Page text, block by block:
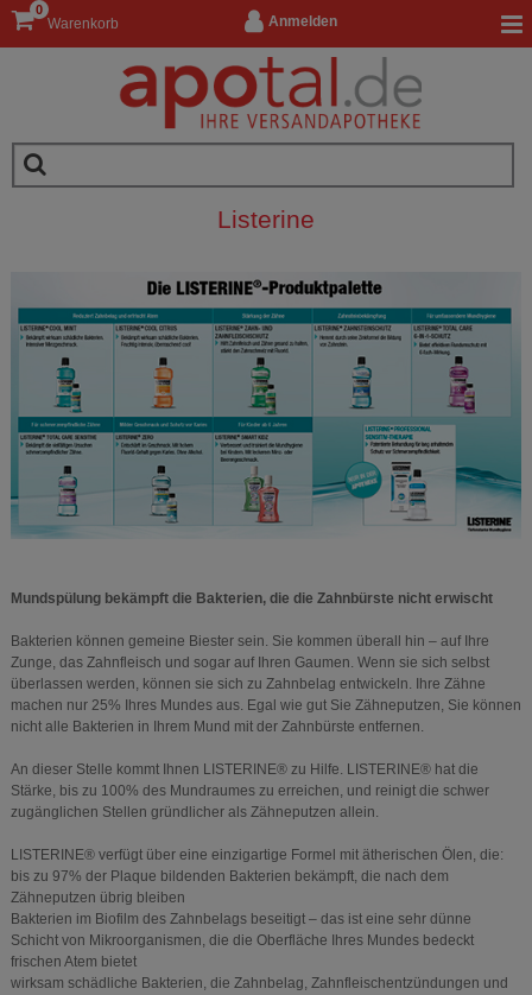
Anmelden
Warenkorb
0
Listerine
Mundspülung bekämpft die Bakterien, die die Zahnbürste nicht erwischt
Bakterien können gemeine Biester sein. Sie kommen überall hin – auf Ihre
Zunge, das Zahnfleisch und sogar auf Ihren Gaumen. Wenn sie sich selbst
überlassen werden, können sie sich zu Zahnbelag entwickeln. Ihre Zähne
machen nur 25% Ihres Mundes aus. Egal wie gut Sie Zähneputzen, Sie können
nicht alle Bakterien in Ihrem Mund mit der Zahnbürste entfernen.
An dieser Stelle kommt Ihnen LISTERINE® zu Hilfe. LISTERINE® hat die
Stärke, bis zu 100% des Mundraumes zu erreichen, und reinigt die schwer
zugänglichen Stellen gründlicher als Zähneputzen allein.
LISTERINE® verfügt über eine einzigartige Formel mit ätherischen Ölen, die:
bis zu 97% der Plaque bildenden Bakterien bekämpft, die nach dem
Zähneputzen übrig bleiben
Bakterien im Biofilm des Zahnbelags beseitigt – das ist eine sehr dünne
Schicht von Mikroorganismen, die die Oberfläche Ihres Mundes bedeckt
frischen Atem bietet
wirksam schädliche Bakterien, die Zahnbelag, Zahnfleischentzündungen und